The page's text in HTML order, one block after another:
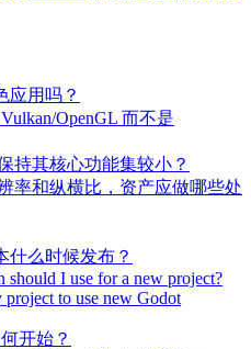
应用吗？
OpenGL 而不是
持其核心功能集较小？
率和纵横比，资产应做哪些处
什么时候发布？
should I use for a new project?
project to use new Godot
开始？